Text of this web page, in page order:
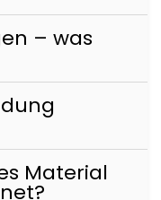
– was
Material